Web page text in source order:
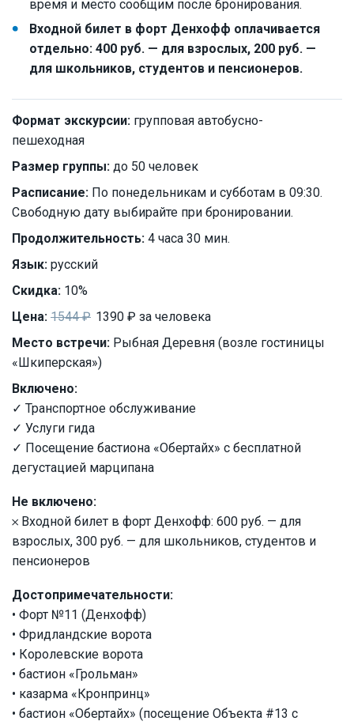
время и место сообщим после бронирования.
Входной билет в форт Денхофф оплачивается
отдельно: 400 руб. — для взрослых, 200 руб. —
для школьников, студентов и пенсионеров.
Формат экскурсии: групповая автобусно-
пешеходная
Размер группы: до 50 человек
Расписание: По понедельникам и субботам в 09:30.
Свободную дату выбирайте при бронировании.
Продолжительность: 4 часа 30 мин.
Язык: русский
Скидка: 10%
Цена: 1544 ₽ 1390 ₽ за человека
Место встречи: Рыбная Деревня (возле гостиницы
«Шкиперская»)
Включено:
✓ Транспортное обслуживание
✓ Услуги гида
✓ Посещение бастиона «Обертайх» с бесплатной
дегустацией марципана
Не включено:
𐄂 Входной билет в форт Денхофф: 600 руб. — для
взрослых, 300 руб. — для школьников, студентов и
пенсионеров
Достопримечательности:
• Форт №11 (Денхофф)
• Фридландские ворота
• Королевские ворота
• бастион «Грольман»
• казарма «Кронпринц»
• бастион «Обертайх» (посещение Объекта #13 с